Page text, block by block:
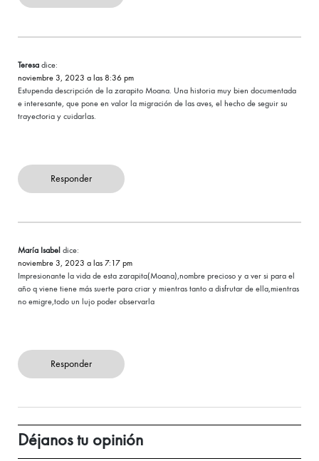
Teresa dice:
noviembre 3, 2023 a las 8:36 pm
Estupenda descripción de la zarapito Moana. Una historia muy bien documentada
e interesante, que pone en valor la migración de las aves, el hecho de seguir su
trayectoria y cuidarlas.
Responder
María Isabel dice:
noviembre 3, 2023 a las 7:17 pm
Impresionante la vida de esta zarapita(Moana),nombre precioso y a ver si para el
año q viene tiene más suerte para criar y mientras tanto a disfrutar de ella,mientras
no emigre,todo un lujo poder observarla
Responder
Déjanos tu opinión